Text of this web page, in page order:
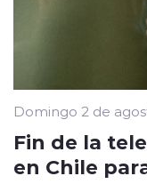
Domingo 2 de
Fin de la
en Chile